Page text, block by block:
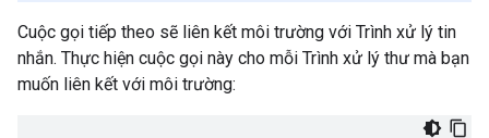
Cuộc gọi tiếp theo sẽ liên kết môi trường với Trình xử lý tin
nhắn. Thực hiện cuộc gọi này cho mỗi Trình xử lý thư mà bạn
muốn liên kết với môi trường: